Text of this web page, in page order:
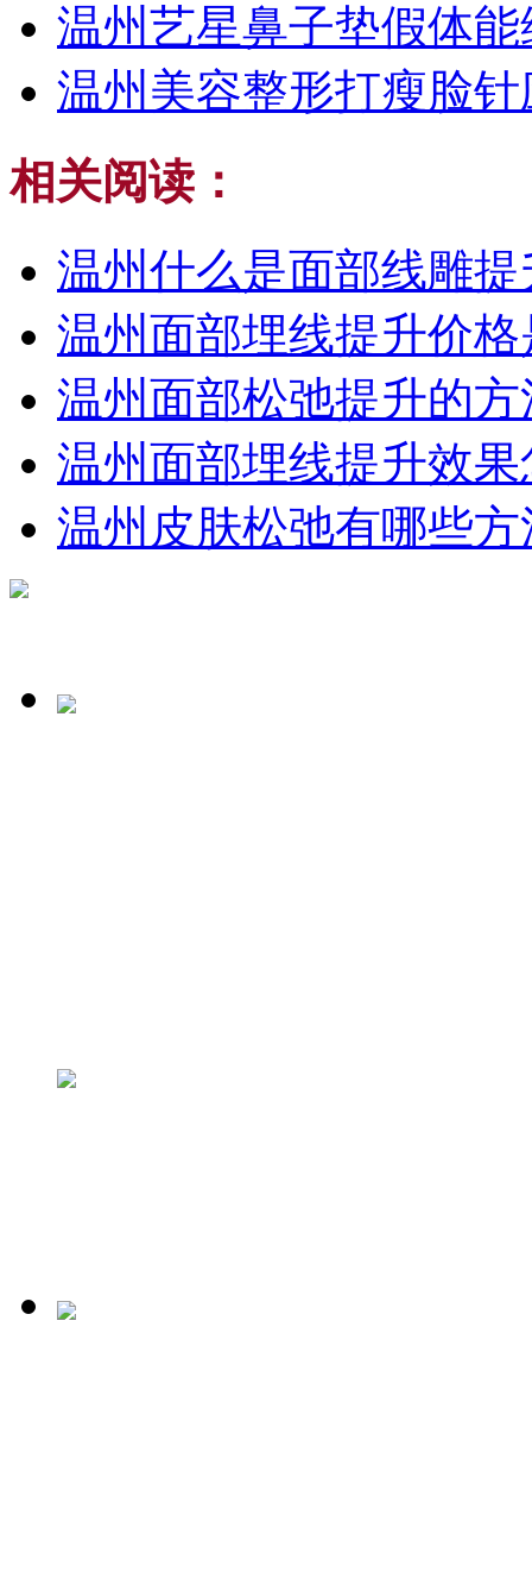
温州艺星鼻子垫假体
温州美容整形打瘦脸
相关阅读：
温州什么是面部线雕提
温州面部埋线提升价
温州面部松弛提升的方
温州面部埋线提升效
温州皮肤松弛有哪些